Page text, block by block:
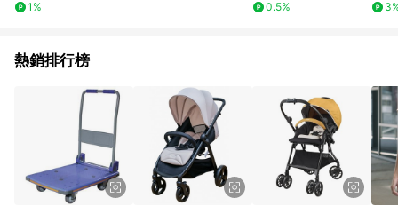
1%
2.4 kg
0.5%
熱銷排行榜